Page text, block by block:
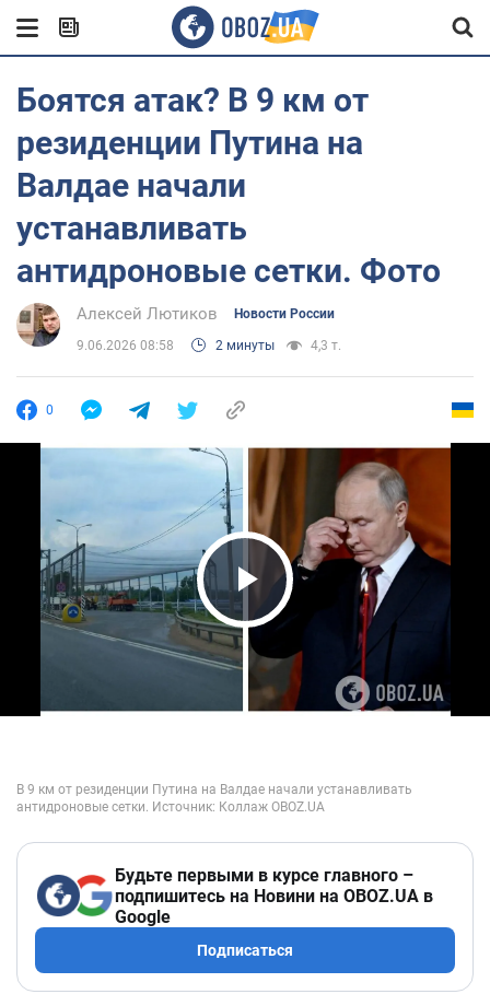
Боятся атак? В 9 км от
резиденции Путина на
Валдае начали
устанавливать
антидроновые сетки. Фото
Алексей Лютиков Новости России
9.06.2026 08:58 2 минуты 4,3 т.
0
Play Video
Будьте первыми в курсе главного –
подпишитесь на Новини на OBOZ.UA в
Google
Подписаться